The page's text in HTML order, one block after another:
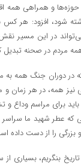
و همراهی همه
شود، افزود: هر کس
در این مسیر
مردم در صحنه تبدیل
در دوران جنگ همه به
نیز همه، در هر زمان و
برای مراسم وداع و
که عطر شهید ما سراسر
را از دست داده
بنگریم، بسیاری